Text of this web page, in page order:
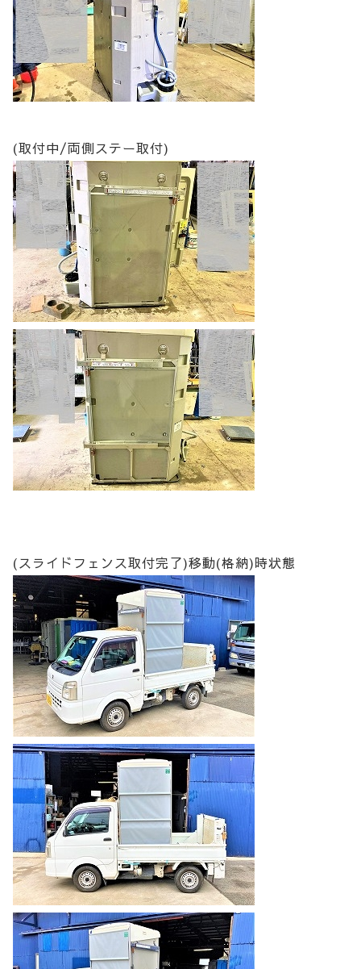
(取付中/両側ステー取付)
(スライドフェンス取付完了)移動(格納)時状態